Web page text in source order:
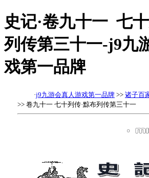
史记·卷九十一 七
列传第三十一-j9九
戏第一品牌
·j9九游会真人游戏第一品牌 >> 诸子百
>> 卷九十一 七十列传·黥布列传第三十一